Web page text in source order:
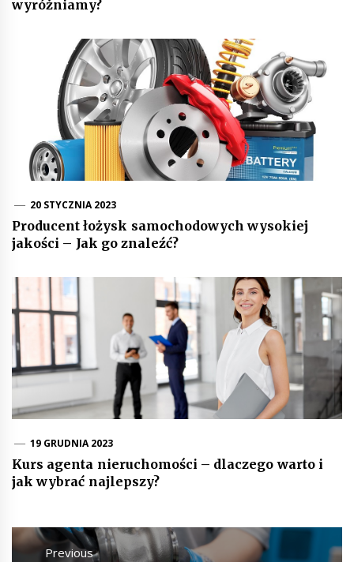
wyróżniamy?
20 STYCZNIA 2023
Producent łożysk samochodowych wysokiej
jakości – Jak go znaleźć?
19 GRUDNIA 2023
Kurs agenta nieruchomości – dlaczego warto i
jak wybrać najlepszy?
Nawigacja
wpisuPrevious